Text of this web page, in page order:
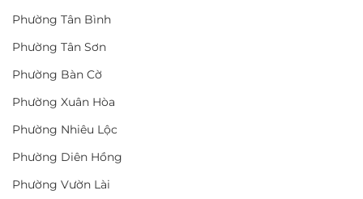
Phường Tân Bình
Phường Tân Sơn
Phường Bàn Cờ
Phường Xuân Hòa
Phường Nhiêu Lộc
Phường Diên Hồng
Phường Vườn Lài